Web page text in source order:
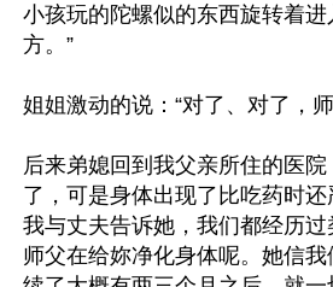
小孩玩的陀螺似的东西旋转着
方。”
姐姐激动的说：“对了、对了，
后来弟媳回到我父亲所住的医
了，可是身体出现了比吃药时还
我与丈夫告诉她，我们都经历
师父在给妳净化身体呢。她信我